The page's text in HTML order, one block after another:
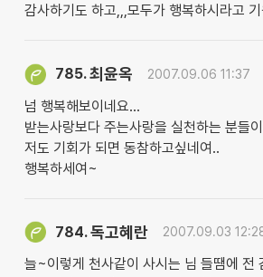
감사하기도 하고,,,모두가 행복하시라고
785.최윤옥 2007.09.06 11:37
넘 행복해보이네요...
받는사랑보다 주는사랑을 실천하는 분들
저도 기회가 되면 동참하고싶네여..
행복하세여~
784.독고혜란 2007.09.03
늘~이렇게 천사같이 사시는 님 들땜에 전